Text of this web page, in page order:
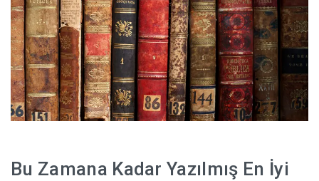
Bu Zamana Kadar Yazılmış En İyi